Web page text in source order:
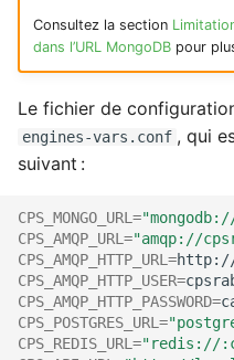
Consultez la section
dans l’URL MongoDBpour
Le fichier de
engines-vars.conf , qui
suivant :
CPS_MONGO_URL =
CPS_AMQP_URL ="amqp://
CPS_AMQP_HTTP_URL =
CPS_AMQP_HTTP_USER=
CPS_AMQP_HTTP_PASSWORD=
CPS_POSTGRES_URL =
CPS_REDIS_URL ="redis://